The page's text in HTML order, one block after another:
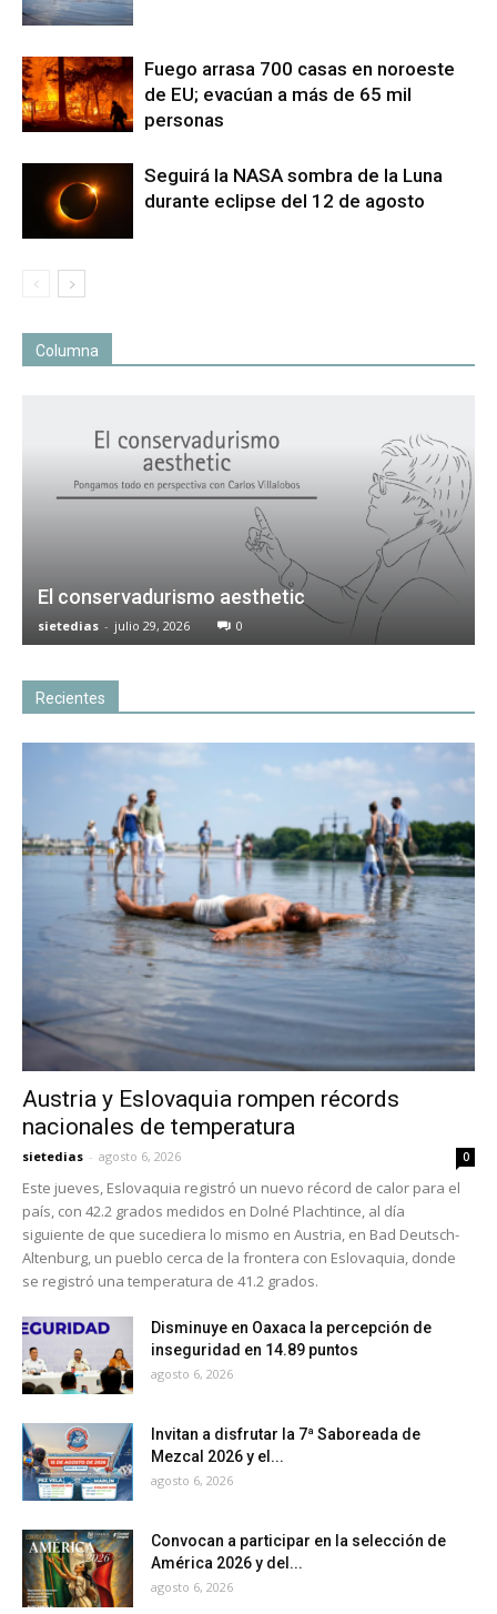
Fuego arrasa 700 casas en noroeste
de EU; evacúan a más de 65 mil
personas
Seguirá la NASA sombra de la Luna
durante eclipse del 12 de agosto
Columna
El conservadurismo aesthetic
sietedias - julio 29, 2026 0
Recientes
Austria y Eslovaquia rompen récords
nacionales de temperatura
sietedias - agosto 6, 2026 0
Este jueves, Eslovaquia registró un nuevo récord de calor para el
país, con 42.2 grados medidos en Dolné Plachtince, al día
siguiente de que sucediera lo mismo en Austria, en Bad Deutsch-
Altenburg, un pueblo cerca de la frontera con Eslovaquia, donde
se registró una temperatura de 41.2 grados.
Disminuye en Oaxaca la percepción de
inseguridad en 14.89 puntos
agosto 6, 2026
Invitan a disfrutar la 7ª Saboreada de
Mezcal 2026 y el...
agosto 6, 2026
Convocan a participar en la selección de
América 2026 y del...
agosto 6, 2026